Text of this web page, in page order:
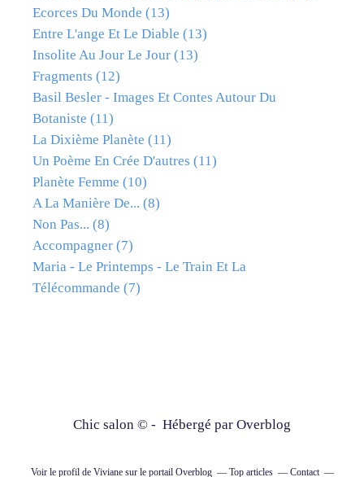
Ecorces Du Monde (13)
Entre L'ange Et Le Diable (13)
Insolite Au Jour Le Jour (13)
Fragments (12)
Basil Besler - Images Et Contes Autour Du
Botaniste (11)
La Dixième Planète (11)
Un Poème En Crée D'autres (11)
Planète Femme (10)
A La Manière De... (8)
Non Pas... (8)
Accompagner (7)
Maria - Le Printemps - Le Train Et La
Télécommande (7)
Chic salon © - Hébergé par Overblog
Voir le profil de Vivianesur le portail Overblog Top articles Contact